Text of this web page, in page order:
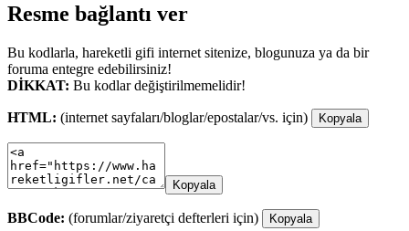
Resme bağlantı ver
Bu kodlarla, hareketli gifi internet sitenize, blogunuza ya da bir
foruma entegre edebilirsiniz!
DİKKAT: Bu kodlar değiştirilmemelidir!
HTML: (internet sayfaları/bloglar/epostalar/vs. için) Kopyala
Kopyala
BBCode: (forumlar/ziyaretçi defterleri için) Kopyala